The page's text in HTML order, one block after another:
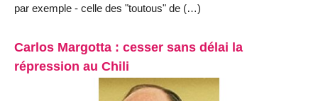
par exemple - celle des "toutous" de (…)
Carlos Margotta : cesser sans délai la
répression au Chili